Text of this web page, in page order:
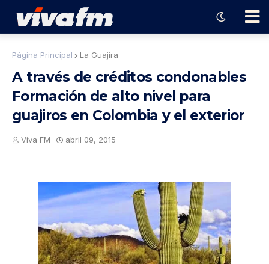
Ha
ble
el
pro
gra
Página Principal La Guajira
A través de créditos condonables
Formación de alto nivel para
guajiros en Colombia y el exterior
Viva FM abril 09, 2015